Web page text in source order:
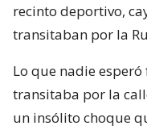
recinto deportivo,
transitaban por la
Lo que nadie
transitaba por la
un insólito choque